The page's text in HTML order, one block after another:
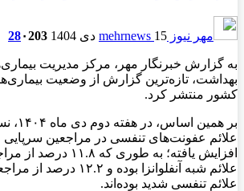
مهر نیوز mehrnews 15 دی 1404 28۰203
به گزارش خبرنگار مهر، مرکز مدیریت
بهداشت، تازه‌ترین گزارش از وضعیت
کشور منتشر کرد.
بر همین
علائم عفونت‌های تنفسی در مراجعین سرپایی
افزایش یافته؛ به طوری
علائم شبه
آنفلوانزا بوده و ۱۲.۲
علائم تنفسی شدید بوده‌اند.